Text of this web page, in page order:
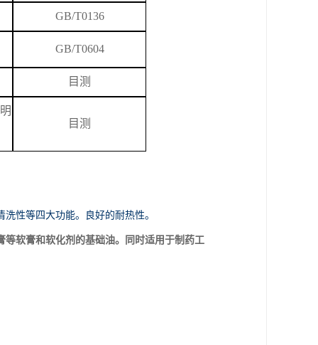
GB/T0136
GB/T0604
目测
目测
性等四大功能。良好的耐热性。
软膏和软化剂的基础油。同时适用于制药工